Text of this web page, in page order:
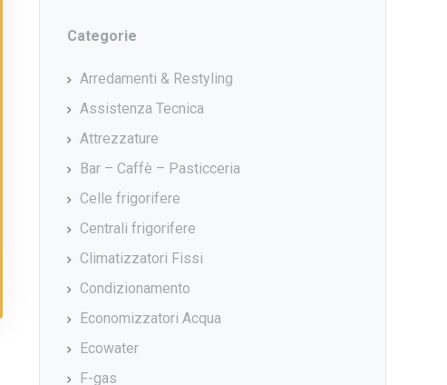
Categorie
Arredamenti & Restyling
Assistenza Tecnica
Attrezzature
Bar – Caffè – Pasticceria
Celle frigorifere
Centrali frigorifere
Climatizzatori Fissi
Condizionamento
Economizzatori Acqua
Ecowater
F-gas